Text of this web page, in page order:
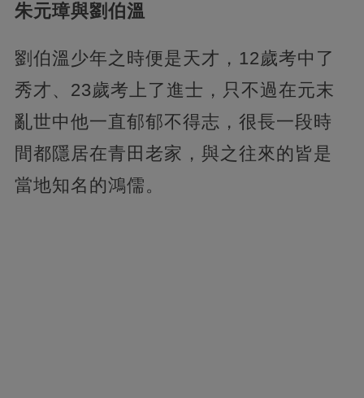
朱元璋與劉伯溫
劉伯溫少年之時便是天才，12歲考中了
秀才、23歲考上了進士，只不過在元末
亂世中他一直郁郁不得志，很長一段時
間都隱居在青田老家，與之往來的皆是
當地知名的鴻儒。